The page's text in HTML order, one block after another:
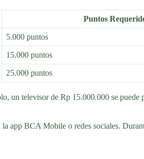
Puntos
5.000 puntos
15.000 puntos
25.000 puntos
un televisor de Rp 15.000.000 se
la app BCA Mobile o redes sociales.